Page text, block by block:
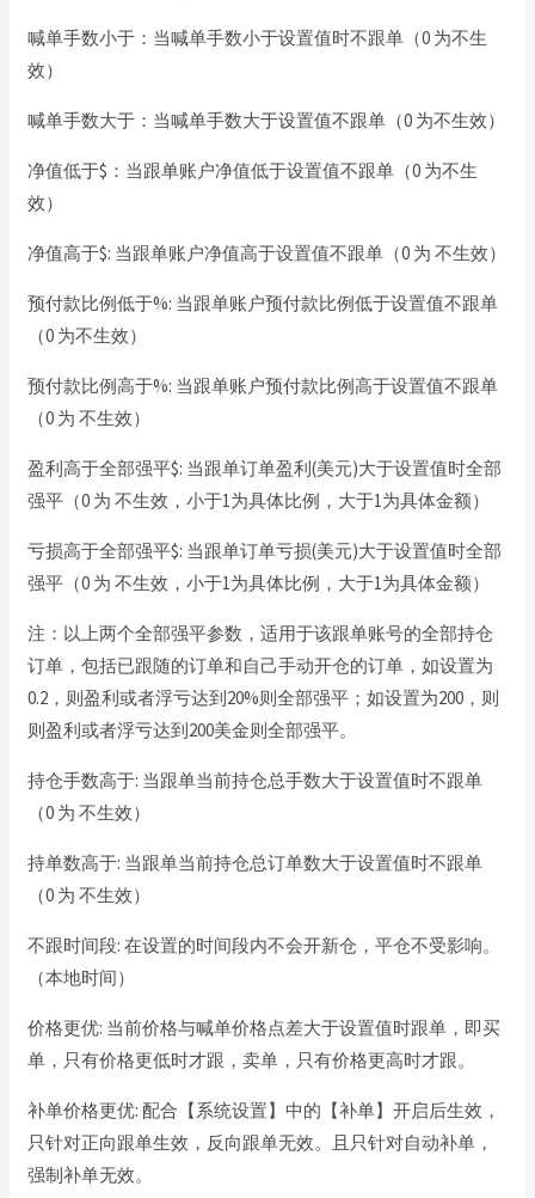
喊单手数小于：当喊单手数小于设置值时不跟单（0 为不生
效）
喊单手数大于：当喊单手数大于设置值不跟单（0 为不生效）
净值低于$：当跟单账户净值低于设置值不跟单（0 为不生
效）
净值高于$: 当跟单账户净值高于设置值不跟单（0 为 不生效）
预付款比例低于%: 当跟单账户预付款比例低于设置值不跟单
（0 为不生效）
预付款比例高于%: 当跟单账户预付款比例高于设置值不跟单
（0 为 不生效）
盈利高于全部强平$: 当跟单订单盈利(美元)大于设置值时全部
强平（0 为 不生效，小于1为具体比例，大于1为具体金额）
亏损高于全部强平$: 当跟单订单亏损(美元)大于设置值时全部
强平（0 为 不生效，小于1为具体比例，大于1为具体金额）
注：以上两个全部强平参数，适用于该跟单账号的全部持仓
订单，包括已跟随的订单和自己手动开仓的订单，如设置为
0.2，则盈利或者浮亏达到20%则全部强平；如设置为200，则
则盈利或者浮亏达到200美金则全部强平。
持仓手数高于: 当跟单当前持仓总手数大于设置值时不跟单
（0 为 不生效）
持单数高于: 当跟单当前持仓总订单数大于设置值时不跟单
（0 为 不生效）
不跟时间段: 在设置的时间段内不会开新仓，平仓不受影响。
（本地时间）
价格更优: 当前价格与喊单价格点差大于设置值时跟单，即买
单，只有价格更低时才跟，卖单，只有价格更高时才跟。
补单价格更优: 配合【系统设置】中的【补单】开启后生效，
只针对正向跟单生效，反向跟单无效。且只针对自动补单，
强制补单无效。